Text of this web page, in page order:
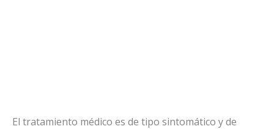
El tratamiento médico es de tipo sintomático y de